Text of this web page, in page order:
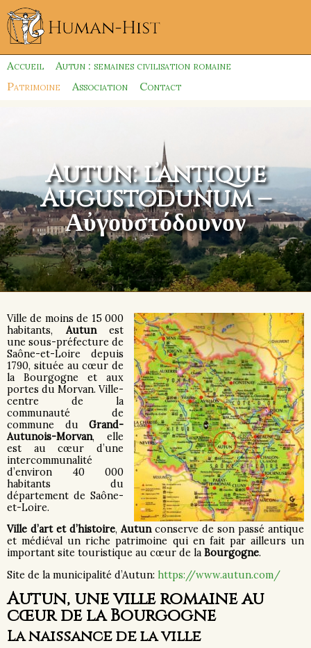
Accueil
Autun : semaines civilisation romaine
Patrimoine
Association Contact
Autun: l’antique
Augustodunum –
Αὐγουστόδουνον
Ville de moins de 15 000
habitants, Autun est
une sous-préfecture de
Saône-et-Loire depuis
1790, située au cœur de
la Bourgogne et aux
portes du Morvan. Ville-
centre de la
communauté de
commune du Grand-
Autunois-Morvan, elle
est au cœur d’une
intercommunalité
d’environ 40 000
habitants du
département de Saône-
et-Loire.
Ville d’art et d’histoire,Autunconserve de son passé antique
et médiéval un riche patrimoine qui en fait par ailleurs un
important site touristique au cœur de la Bourgogne.
Site de la municipalité d’Autun: https://www.autun.com/
Autun, une ville romaine au
cœur de la Bourgogne
La naissance de la ville